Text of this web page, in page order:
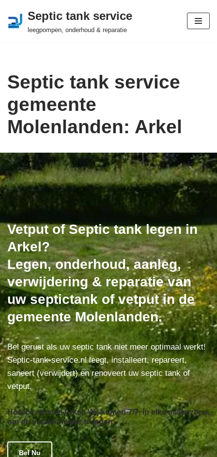
Ga
Septic tank service
leegpompen, onderhoud & reparatie
Septic tank service
gemeente
Molenlanden: Arkel
Vetput of Septic tank legen in
Arkel?
Legen, onderhoud, aanleg,
verwijdering & reparatie van
uw septictank of vetput in de
gemeente Molenlanden.
Bel gerust als uw septic tank niet meer optimaal werkt!
Septic-tank-service.nl leegt, installeert, repareert,
saneert (verwijdert) en renoveert uw septic tank of
vetput.
Horeca service Arkel: Wij komen 7/7, in elke milieuzone,
om de vetafscheider te legen.
Bel Nu